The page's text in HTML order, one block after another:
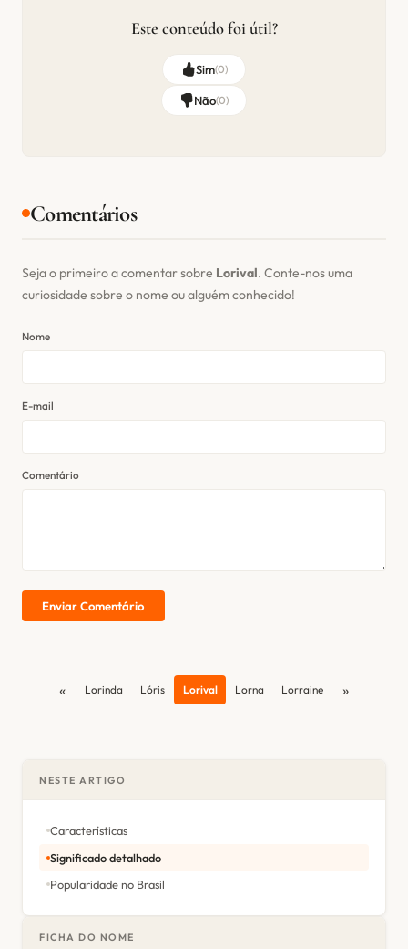
Este conteúdo foi útil?
Sim(0)
Não(0)
Comentários
Seja o primeiro a comentar sobre Lorival. Conte-nos uma
curiosidade sobre o nome ou alguém conhecido!
Nome
E-mail
Comentário
Enviar Comentário
« Lorinda Lóris Lorival Lorna Lorraine »
NESTE ARTIGO
Características
Significado detalhado
Popularidade no Brasil
FICHA DO NOME